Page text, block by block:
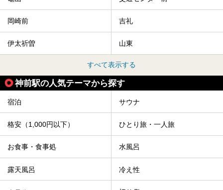
岡崎前 吉礼
伊太祈曽 山東
すべて表示する
神前駅の人気テーマから探す
宿泊 サウナ
格安（1,000円以下） ひとり旅・一人旅
お食事・食事処 水風呂
露天風呂 冷え性